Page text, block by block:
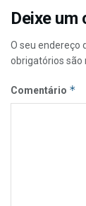
Deixe um
O seu endereço
obrigatórios são
Comentário *